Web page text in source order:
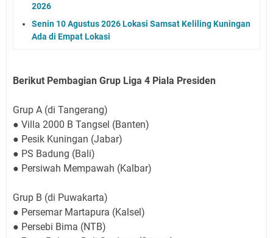
2026
Senin 10 Agustus 2026 Lokasi Samsat Keliling Kuningan
Ada di Empat Lokasi
Berikut Pembagian Grup Liga 4 Piala Presiden
Grup A (di Tangerang)
● Villa 2000 B Tangsel (Banten)
● Pesik Kuningan (Jabar)
● PS Badung (Bali)
● Persiwah Mempawah (Kalbar)
Grup B (di Puwakarta)
● Persemar Martapura (Kalsel)
● Persebi Bima (NTB)